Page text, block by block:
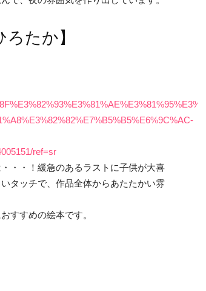
たか】
ref=sr
・・！緩急のあるラストに子供が大喜
タッチで、作品全体からあたたかい雰
すすめの絵本です。